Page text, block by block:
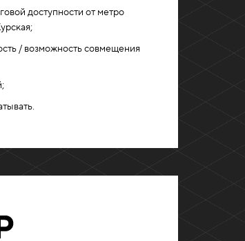
доступности от метро
/ возможность совмещения